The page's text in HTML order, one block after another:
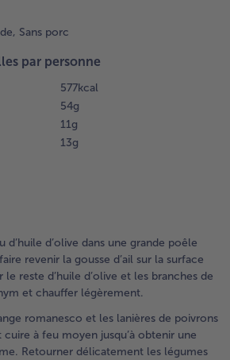
Sans porc
par personne
577 kcal
54 g
11 g
13 g
d’huile d’olive dans une grande poêle
revenir la gousse d’ail sur la surface
reste d’huile d’olive et les branches de
et chauffer légèrement.
romanesco et les lanières de poivrons
à feu moyen jusqu’à obtenir une
Retourner délicatement les légumes